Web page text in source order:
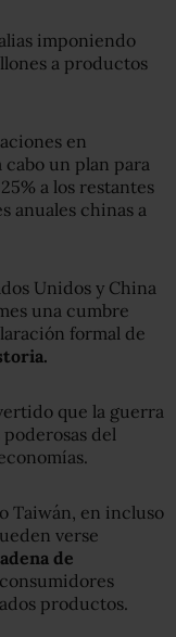
imponiendo
a productos
en
un plan para
a los restantes
anuales chinas a
Unidos y China
una cumbre
formal de
que la guerra
del
Taiwán, en incluso
verse
de
productos.